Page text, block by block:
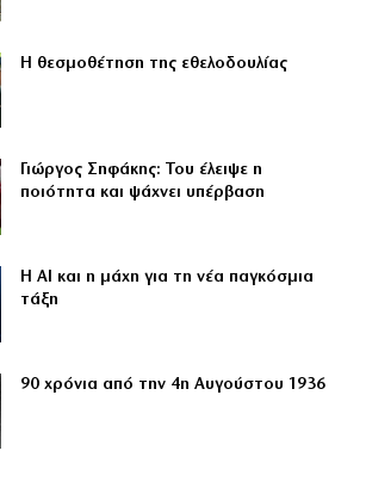
Η θεσμοθέτηση της εθελοδουλίας
Γιώργος Σηφάκης: Του έλειψε η
ποιότητα και ψάχνει υπέρβαση
Η ΑΙ και η μάχη για τη νέα παγκόσμια
τάξη
90 χρόνια από την 4η Αυγούστου 1936